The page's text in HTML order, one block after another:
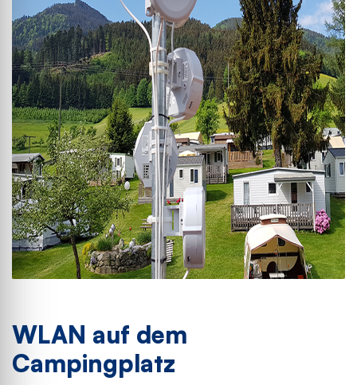
WLAN auf dem
Campingplatz